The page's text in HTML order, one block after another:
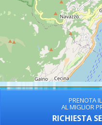
PRENOTA
AL MIGLIOR
RICHIESTA